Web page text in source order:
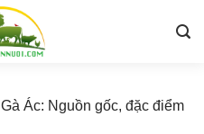
Gà Ác: Nguồn gốc, đặc điểm